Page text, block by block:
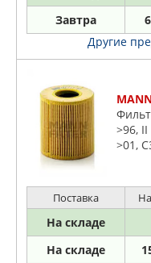
Завтра
Другие
>96, II
>01,
Max
Kuga
Поставка
На складе
На складе